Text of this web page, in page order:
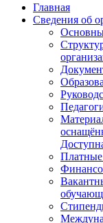
Главная
Сведения об
Платные